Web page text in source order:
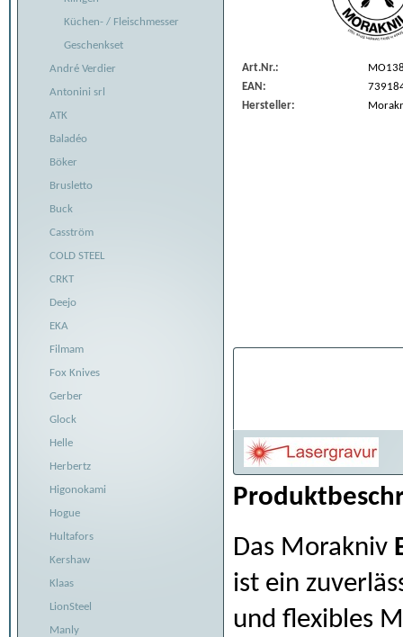
Küchen- / Fleischmesser
Geschenkset
André Verdier
Antonini srl
ATK
Baladéo
Böker
Brusletto
Buck
Casström
COLD STEEL
CRKT
Deejo
EKA
Filmam
Fox Knives
Gerber
Glock
Helle
Herbertz
Higonokami
Hogue
Hultafors
Kershaw
Klaas
LionSteel
Manly
Art.Nr.:
EAN:
Hersteller:
Das Morakniv
ist ein
und flexibles